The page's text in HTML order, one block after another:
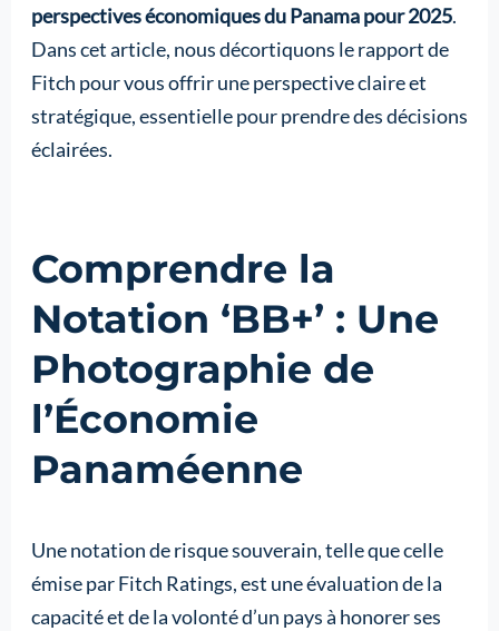
perspectives économiques du Panama pour 2025.
Dans cet article, nous décortiquons le rapport de
Fitch pour vous offrir une perspective claire et
stratégique, essentielle pour prendre des décisions
éclairées.
Comprendre la
Notation ‘BB+’ : Une
Photographie de
l’Économie
Panaméenne
Une notation de risque souverain, telle que celle
émise par Fitch Ratings, est une évaluation de la
capacité et de la volonté d’un pays à honorer ses